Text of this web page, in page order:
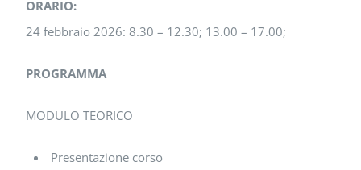
ORARIO:
24 febbraio 2026: 8.30 – 12.30; 13.00 – 17.00;
PROGRAMMA
MODULO TEORICO
Presentazione corso